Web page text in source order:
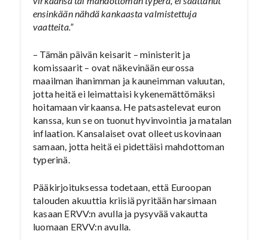
ensinkään nähdä kankaasta valmistettuja
vaatteita.”
– Tämän päivän keisarit – ministerit ja
komissaarit – ovat näkevinään eurossa
maailman ihanimman ja kauneimman valuutan,
jotta heitä ei leimattaisi kykenemättömäksi
hoitamaan virkaansa. He patsastelevat euron
kanssa, kun se on tuonut hyvinvointia ja matalan
inflaation. Kansalaiset ovat olleet uskovinaan
samaan, jotta heitä ei pidettäisi mahdottoman
typerinä.
Pääkirjoituksessa todetaan, että Euroopan
talouden akuuttia kriisiä pyritään harsimaan
kasaan ERVV:n avulla ja pysyvää vakautta
luomaan ERVV:n avulla.